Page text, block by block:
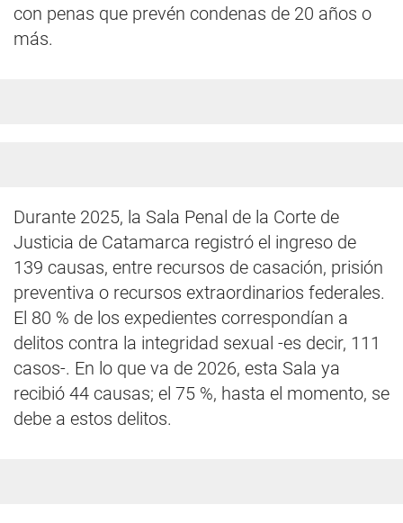
con penas que prevén condenas de 20 años o
más.
Durante 2025, la Sala Penal de la Corte de
Justicia de Catamarca registró el ingreso de
139 causas, entre recursos de casación, prisión
preventiva o recursos extraordinarios federales.
El 80 % de los expedientes correspondían a
delitos contra la integridad sexual -es decir, 111
casos-. En lo que va de 2026, esta Sala ya
recibió 44 causas; el 75 %, hasta el momento, se
debe a estos delitos.